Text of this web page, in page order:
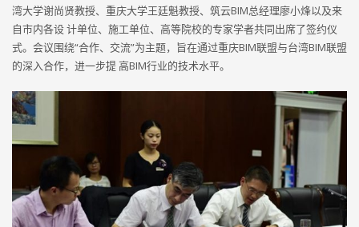
湾大学谢尚贤教授、重庆大学王廷魁教授、筑云BIM总经理廖小烽以及来
自市内各设 计单位、施工单位、高等院校的专家学者共同出席了签约仪
式。会议围绕“合作、交流”为主题，旨在通过重庆BIM联盟与台湾BIM联盟
的深入合作，进一步提 高BIM行业的技术水平。